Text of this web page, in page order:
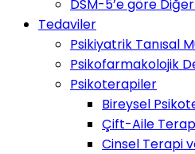
DSM-5’e göre
Tedaviler
Psikiyatrik Tanısal
Psikofarmakolojik
Psikoterapiler
Bireysel
Çift-Aile
Cinsel Terapi